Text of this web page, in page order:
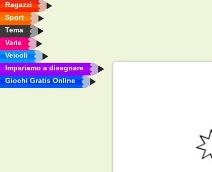
Ragazzi
Sport
Tema
Varie
Veicoli
Impariamo a disegnare
Giochi Gratis Online